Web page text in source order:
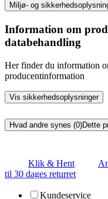
Miljø- og
Information om
databehandling
Her finder du information
producentinformation
Vis sikkerhedsoplysninger
Hvad andre synes (0)Dette
Klik & Hent
til 30 dages returret
Kundeservice